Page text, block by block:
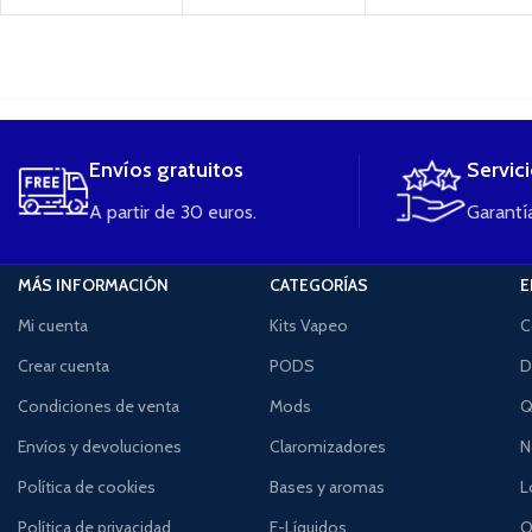
Envíos gratuitos
A partir de 30 euros.
MÁS INFORMACIÓN
Mi cuenta
Crear cuenta
Condiciones de venta
Envíos y devoluciones
Política de cookies
Política de privacidad
CATEGORÍAS
Kits Vapeo
PODS
Mods
Claromizadores
Bases y aromas
E-Líquidos